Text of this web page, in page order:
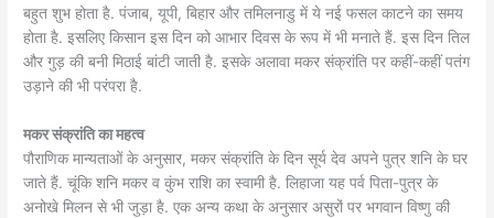
बहुत शुभ होता है. पंजाब, यूपी, बिहार और तमिलनाडु में ये नई फसल काटने का समय
होता है. इसलिए किसान इस दिन को आभार दिवस के रूप में भी मनाते हैं. इस दिन तिल
और गुड़ की बनी मिठाई बांटी जाती है. इसके अलावा मकर संक्रांति पर कहीं-कहीं पतंग
उड़ाने की भी परंपरा है.
मकर संक्रांति का महत्व
पौराणिक मान्यताओं के अनुसार, मकर संक्रांति के दिन सूर्य देव अपने पुत्र शनि के घर
जाते हैं. चूंकि शनि मकर व कुंभ राशि का स्वामी है. लिहाजा यह पर्व पिता-पुत्र के
अनोखे मिलन से भी जुड़ा है. एक अन्य कथा के अनुसार असुरों पर भगवान विष्णु की